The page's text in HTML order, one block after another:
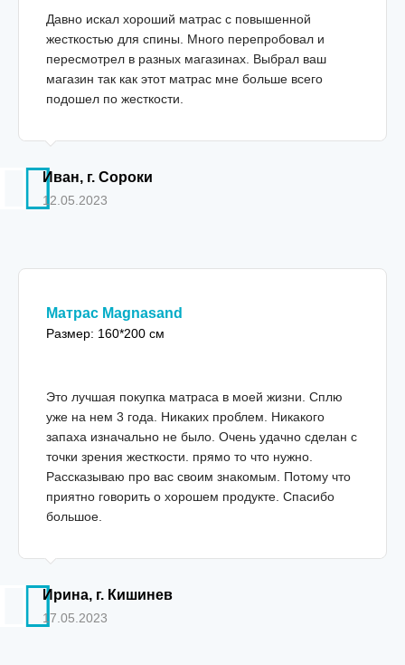
Давно искал хороший матрас с повышенной
жесткостью для спины. Много перепробовал и
пересмотрел в разных магазинах. Выбрал ваш
магазин так как этот матрас мне больше всего
подошел по жесткости.
Иван, г. Сороки
12.05.2023
Матрас Magnasand
Размер: 160*200 см
Это лучшая покупка матраса в моей жизни. Сплю
уже на нем 3 года. Никаких проблем. Никакого
запаха изначально не было. Очень удачно сделан с
точки зрения жесткости. прямо то что нужно.
Рассказываю про вас своим знакомым. Потому что
приятно говорить о хорошем продукте. Спасибо
большое.
Ирина, г. Кишинев
17.05.2023